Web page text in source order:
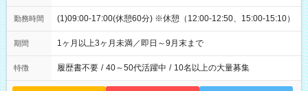
勤務時間 (1)09:00-17:00(休憩60分) ※休憩（12:00-12:50、15:00-15:10）
期間 1ヶ月以上3ヶ月未満／即日～9月末まで
特徴 履歴書不要 / 40～50代活躍中 / 10名以上の大量募集